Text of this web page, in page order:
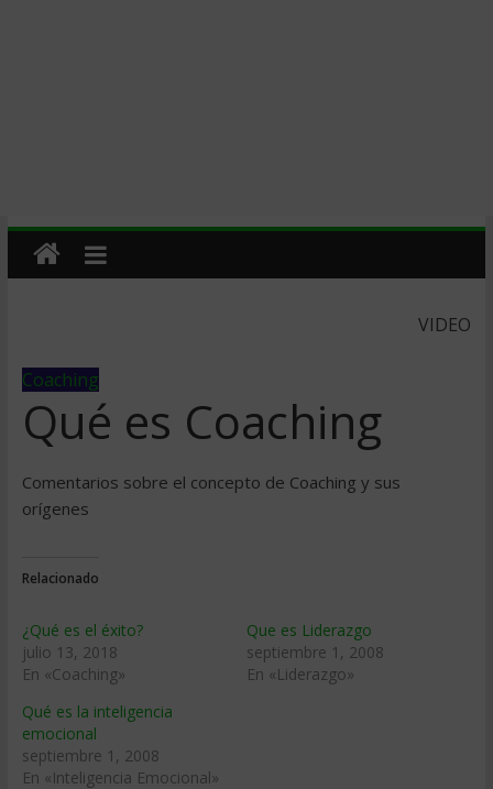
VIDEO
Coaching
Qué es Coaching
Comentarios sobre el concepto de Coaching y sus
orígenes
Relacionado
¿Qué es el éxito?
julio 13, 2018
En «Coaching»
Que es Liderazgo
septiembre 1, 2008
En «Liderazgo»
Qué es la inteligencia
emocional
septiembre 1, 2008
En «Inteligencia Emocional»